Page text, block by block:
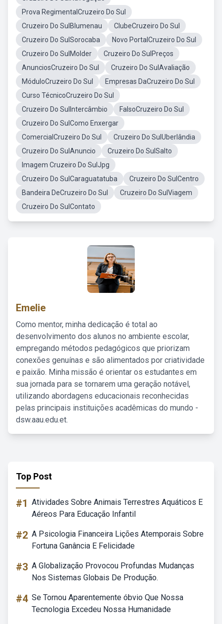
Prova RegimentalCruzeiro Do Sul
Cruzeiro Do SulBlumenau
ClubeCruzeiro Do Sul
Cruzeiro Do SulSorocaba
Novo PortalCruzeiro Do Sul
Cruzeiro Do SulMolder
Cruzeiro Do SulPreços
AnunciosCruzeiro Do Sul
Cruzeiro Do SulAvaliação
MóduloCruzeiro Do Sul
Empresas DaCruzeiro Do Sul
Curso TécnicoCruzeiro Do Sul
Cruzeiro Do SulIntercâmbio
FalsoCruzeiro Do Sul
Cruzeiro Do SulComo Enxergar
ComercialCruzeiro Do Sul
Cruzeiro Do SulUberlândia
Cruzeiro Do SulAnuncio
Cruzeiro Do SulSalto
Imagem Cruzeiro Do SulJpg
Cruzeiro Do SulCaraguatatuba
Cruzeiro Do SulCentro
Bandeira DeCruzeiro Do Sul
Cruzeiro Do SulViagem
Cruzeiro Do SulContato
Emelie
Como mentor, minha dedicação é total ao
desenvolvimento dos alunos no ambiente escolar,
empregando métodos pedagógicos que priorizam
conexões genuínas e são alimentados por criatividade
e paixão. Minha missão é orientar os estudantes em
sua jornada para se tornarem uma geração notável,
utilizando abordagens educacionais reconhecidas
pelas principais instituições acadêmicas do mundo -
dsw.aau.edu.et.
Top Post
#1 Atividades Sobre Animais Terrestres Aquáticos E
Aéreos Para Educação Infantil
#2 A Psicologia Financeira Lições Atemporais Sobre
Fortuna Ganância E Felicidade
#3 A Globalização Provocou Profundas Mudanças
Nos Sistemas Globais De Produção.
#4 Se Tornou Aparentemente óbvio Que Nossa
Tecnologia Excedeu Nossa Humanidade